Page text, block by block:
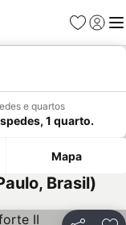
Favoritos
Iniciar
e quartos
1 quarto.
Mapa
Brasil)